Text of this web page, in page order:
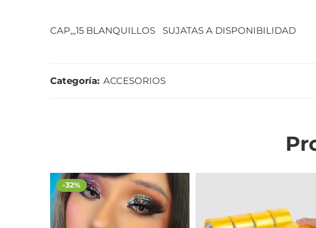
CAP,,,15 BLANQUILLOS SUJATAS A DISPONIBILIDAD
Categoría: ACCESORIOS
-32%